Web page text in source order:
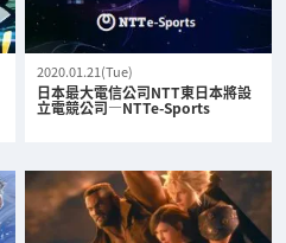
2020.01.21(Tue)
日本最大電信公司NTT東日本將設
立電競公司—NTTe-Sports